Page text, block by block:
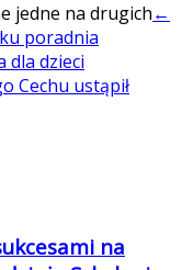
←
poradnia
dla dzieci
Cechu ustąpił
na